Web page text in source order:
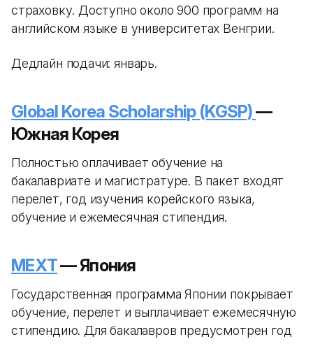
страховку. Доступно около 900 программ на
английском языке в университетах Венгрии.
Дедлайн подачи: январь.
Global Korea Scholarship (KGSP)—
Южная Корея
Полностью оплачивает обучение на
бакалавриате и магистратуре. В пакет входят
перелет, год изучения корейского языка,
обучение и ежемесячная стипендия.
MEXT— Япония
Государственная программа Японии покрывает
обучение, перелет и выплачивает ежемесячную
стипендию. Для бакалавров предусмотрен год